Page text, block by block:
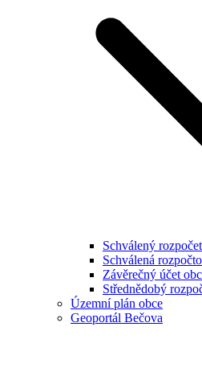
Schválený
Schválená
Závěrečný účet
Střednědobý
Územní plán obce
Geoportál Bečova